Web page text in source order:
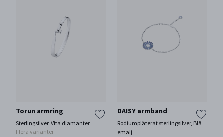
Torun armring
Sterlingsilver, Vita diamanter
Flera varianter
DAISY armband
Rodiumpläterat sterlingsilver, Blå
emalj